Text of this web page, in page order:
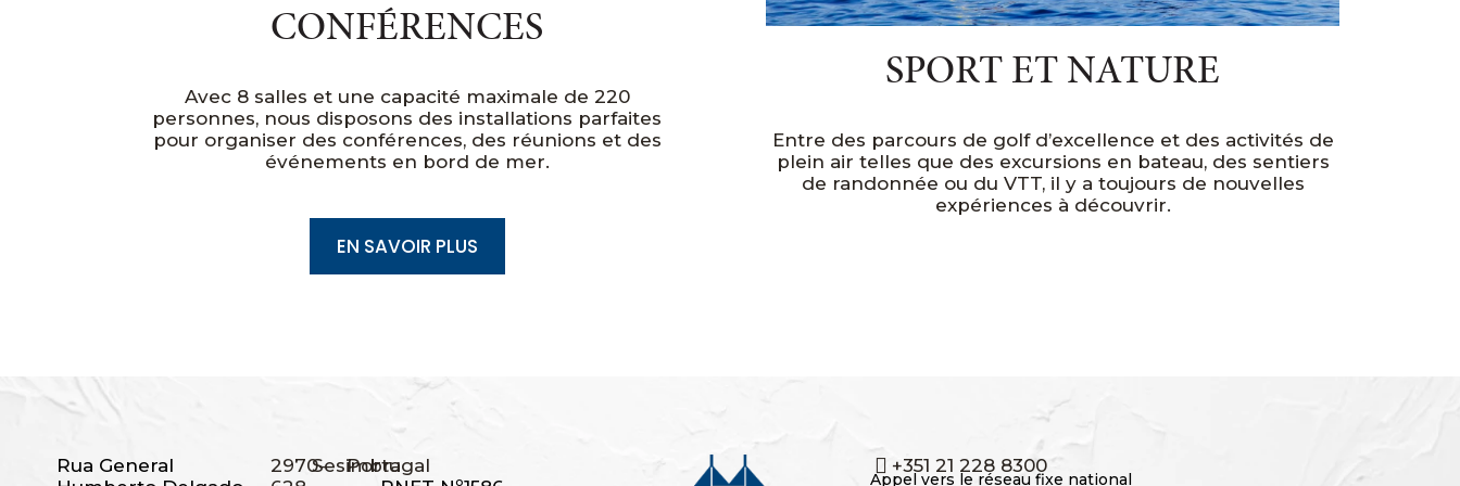
CONFÉRENCES
Avec 8 salles et une capacité maximale de 220
personnes, nous disposons des installations parfaites
pour organiser des conférences, des réunions et des
événements en bord de mer.
EN SAVOIR PLUS
SPORT ET NATURE
Entre des parcours de golf d’excellence et des activités de
plein air telles que des excursions en bateau, des sentiers
de randonnée ou du VTT, il y a toujours de nouvelles
expériences à découvrir.
Rua General
2970-Sesimbra
Portugal
+351 21 228 8300
Appel vers le réseau fixe national